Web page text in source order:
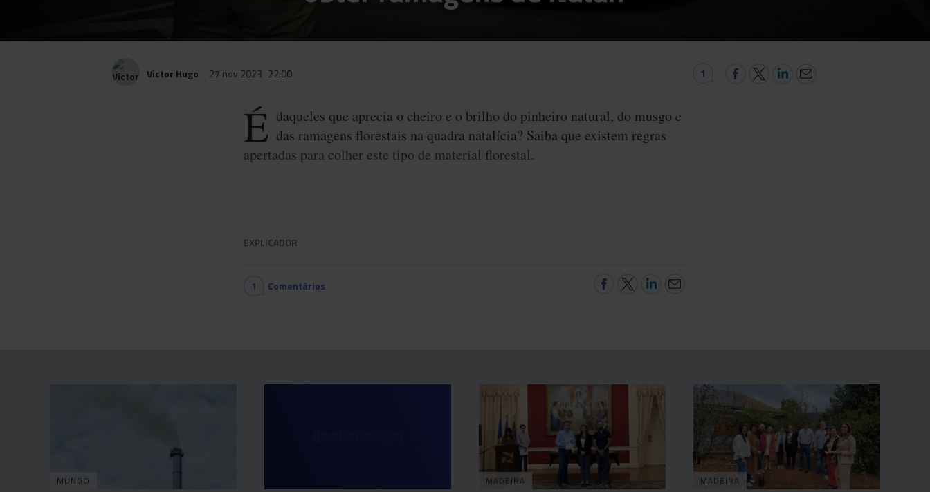
Victor Hugo 27 nov 2023 22:00 1
É daqueles que aprecia o cheiro e o brilho do pinheiro natural, do musgo e
das ramagens florestais na quadra natalícia? Saiba que existem regras
apertadas para colher este tipo de material florestal.
EXPLICADOR
1 Comentários
MUNDO MADEIRA MADEIRA